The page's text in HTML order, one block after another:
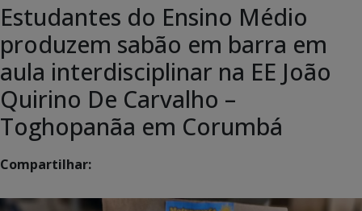
Estudantes do Ensino Médio
produzem sabão em barra em
aula interdisciplinar na EE João
Quirino De Carvalho –
Toghopanãa em Corumbá
Compartilhar: